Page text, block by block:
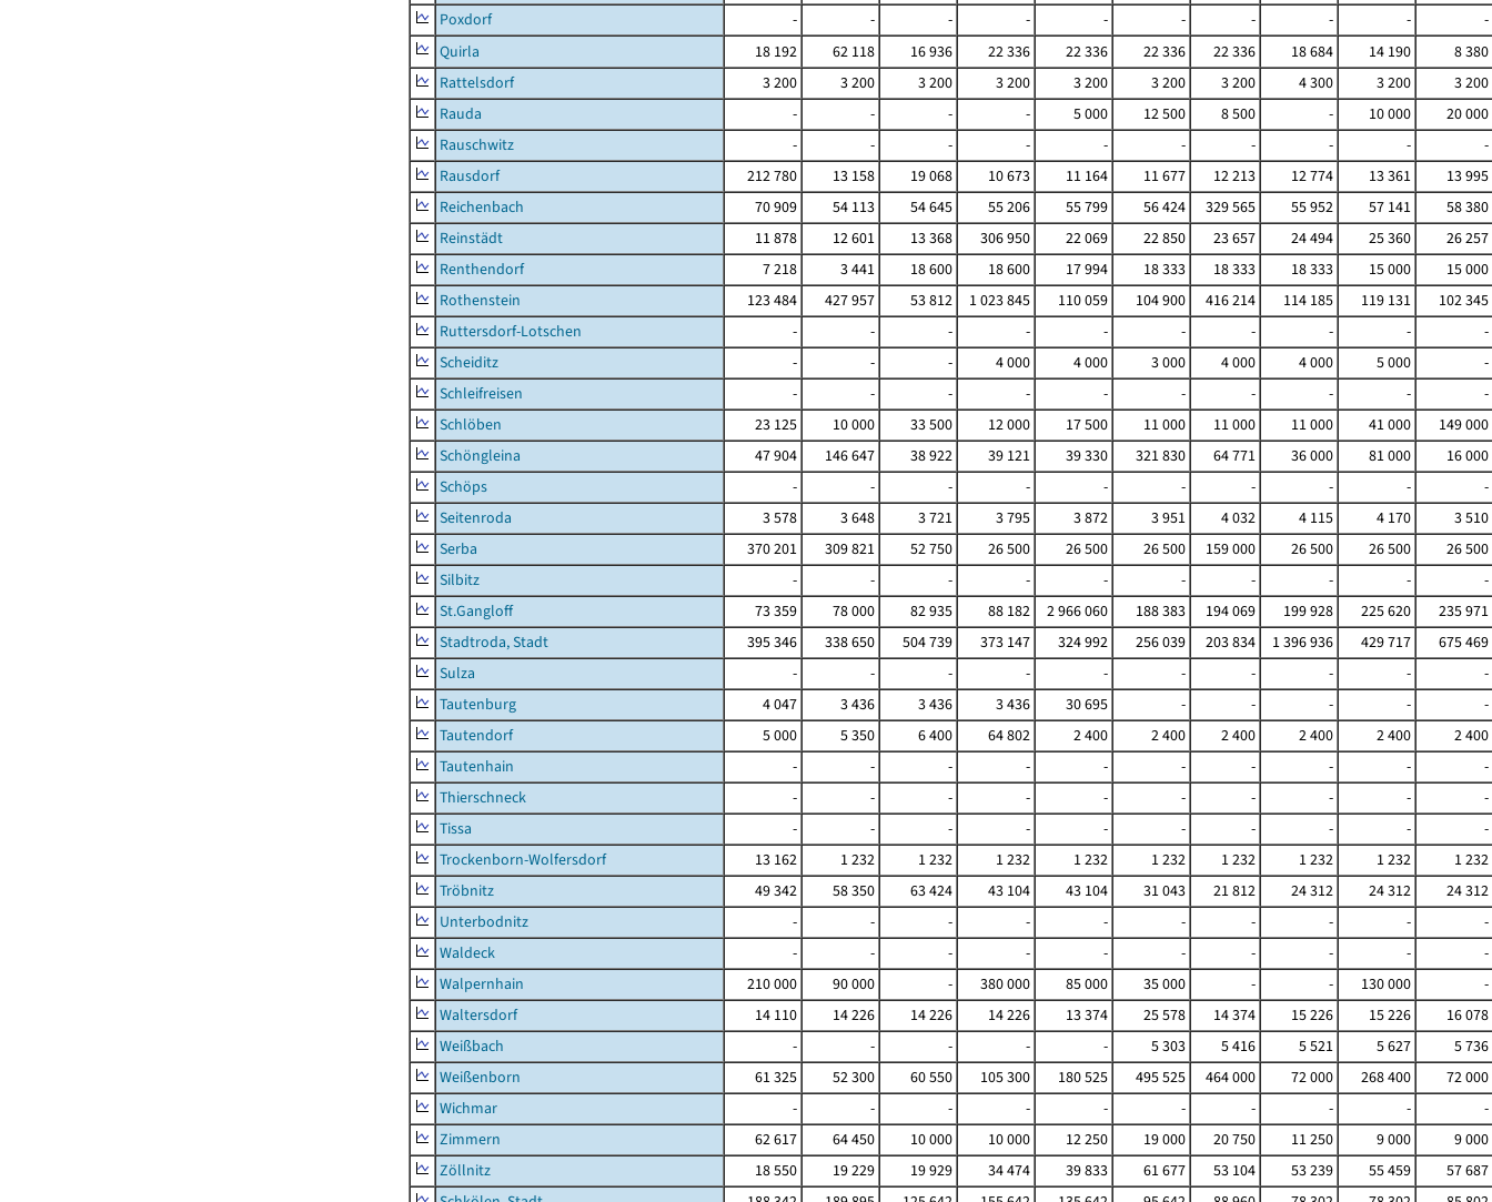
Poxdorf
- - - - - - - - -
-
Quirla
18 192 62 118 16 936 22 336 22 336 22 336 22 336 18 684 14 190
8 380
Rattelsdorf
3 200 3 200 3 200 3 200 3 200 3 200 3 200 4 300 3 200
3 200
Rauda
- - - - 5 000 12 500 8 500 - 10 000
20 000
Rauschwitz
- - - - - - - - -
-
Rausdorf
212 780 13 158 19 068 10 673 11 164 11 677 12 213 12 774 13 361
13 995
Reichenbach
70 909 54 113 54 645 55 206 55 799 56 424 329 565 55 952 57 141
58 380
Reinstädt
11 878 12 601 13 368 306 950 22 069 22 850 23 657 24 494 25 360
26 257
Renthendorf
7 218 3 441 18 600 18 600 17 994 18 333 18 333 18 333 15 000
15 000
Rothenstein
123 484 427 957 53 812 1 023 845 110 059 104 900 416 214 114 185 119 131
102 345
Ruttersdorf-Lotschen
- - - - - - - - -
-
Scheiditz
- - - 4 000 4 000 3 000 4 000 4 000 5 000
-
Schleifreisen
- - - - - - - - -
-
Schlöben
23 125 10 000 33 500 12 000 17 500 11 000 11 000 11 000 41 000
149 000
Schöngleina
47 904 146 647 38 922 39 121 39 330 321 830 64 771 36 000 81 000
16 000
Schöps
- - - - - - - - -
-
Seitenroda
3 578 3 648 3 721 3 795 3 872 3 951 4 032 4 115 4 170
3 510
Serba
370 201 309 821 52 750 26 500 26 500 26 500 159 000 26 500 26 500
26 500
Silbitz
- - - - - - - - -
-
St.Gangloff
73 359 78 000 82 935 88 182 2 966 060 188 383 194 069 199 928 225 620
235 971
Stadtroda, Stadt
395 346 338 650 504 739 373 147 324 992 256 039 203 834 1 396 936 429 717
675 469
Sulza
- - - - - - - - -
-
Tautenburg
4 047 3 436 3 436 3 436 30 695 - - - -
-
Tautendorf
5 000 5 350 6 400 64 802 2 400 2 400 2 400 2 400 2 400
2 400
Tautenhain
- - - - - - - - -
-
Thierschneck
- - - - - - - - -
-
Tissa
- - - - - - - - -
-
Trockenborn-Wolfersdorf
13 162 1 232 1 232 1 232 1 232 1 232 1 232 1 232 1 232
1 232
Tröbnitz
49 342 58 350 63 424 43 104 43 104 31 043 21 812 24 312 24 312
24 312
Unterbodnitz
- - - - - - - - -
-
Waldeck
- - - - - - - - -
-
Walpernhain
210 000 90 000 - 380 000 85 000 35 000 - - 130 000
-
Waltersdorf
14 110 14 226 14 226 14 226 13 374 25 578 14 374 15 226 15 226
16 078
Weißbach
- - - - - 5 303 5 416 5 521 5 627
5 736
Weißenborn
61 325 52 300 60 550 105 300 180 525 495 525 464 000 72 000 268 400
72 000
Wichmar
- - - - - - - - -
-
Zimmern
62 617 64 450 10 000 10 000 12 250 19 000 20 750 11 250 9 000
9 000
Zöllnitz
18 550 19 229 19 929 34 474 39 833 61 677 53 104 53 239 55 459
57 687